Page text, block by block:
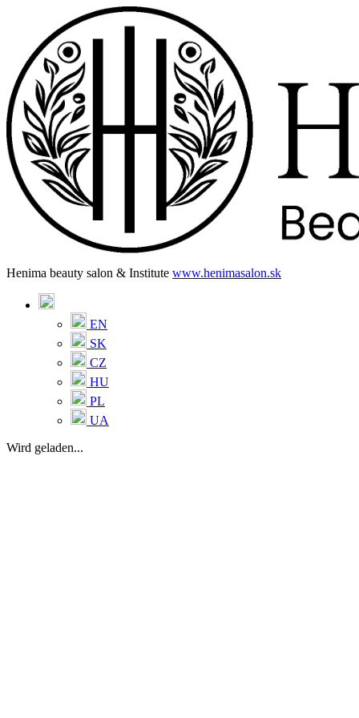
Henima beauty salon & Institute www.henimasalon.sk
EN
SK
CZ
HU
PL
UA
Wird geladen...